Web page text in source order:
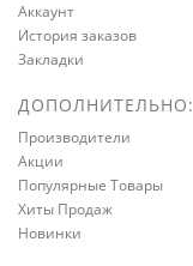
Аккаунт
История заказов
Закладки
ДОПОЛНИТЕЛЬНО:
Производители
Акции
Популярные Товары
Хиты Продаж
Новинки